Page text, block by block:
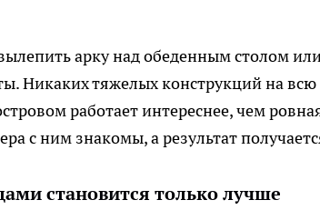
арку над обеденным столом
Никаких тяжелых конструкций на всю
работает интереснее, чем
с ним знакомы, а результат
становится только лучше